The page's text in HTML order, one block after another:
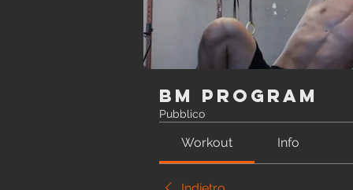
BM Program
Pubblico
Workout Info